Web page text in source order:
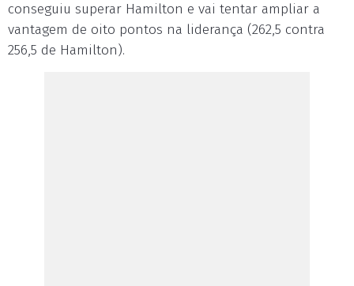
conseguiu superar Hamilton e vai tentar ampliar a
vantagem de oito pontos na liderança (262,5 contra
256,5 de Hamilton).